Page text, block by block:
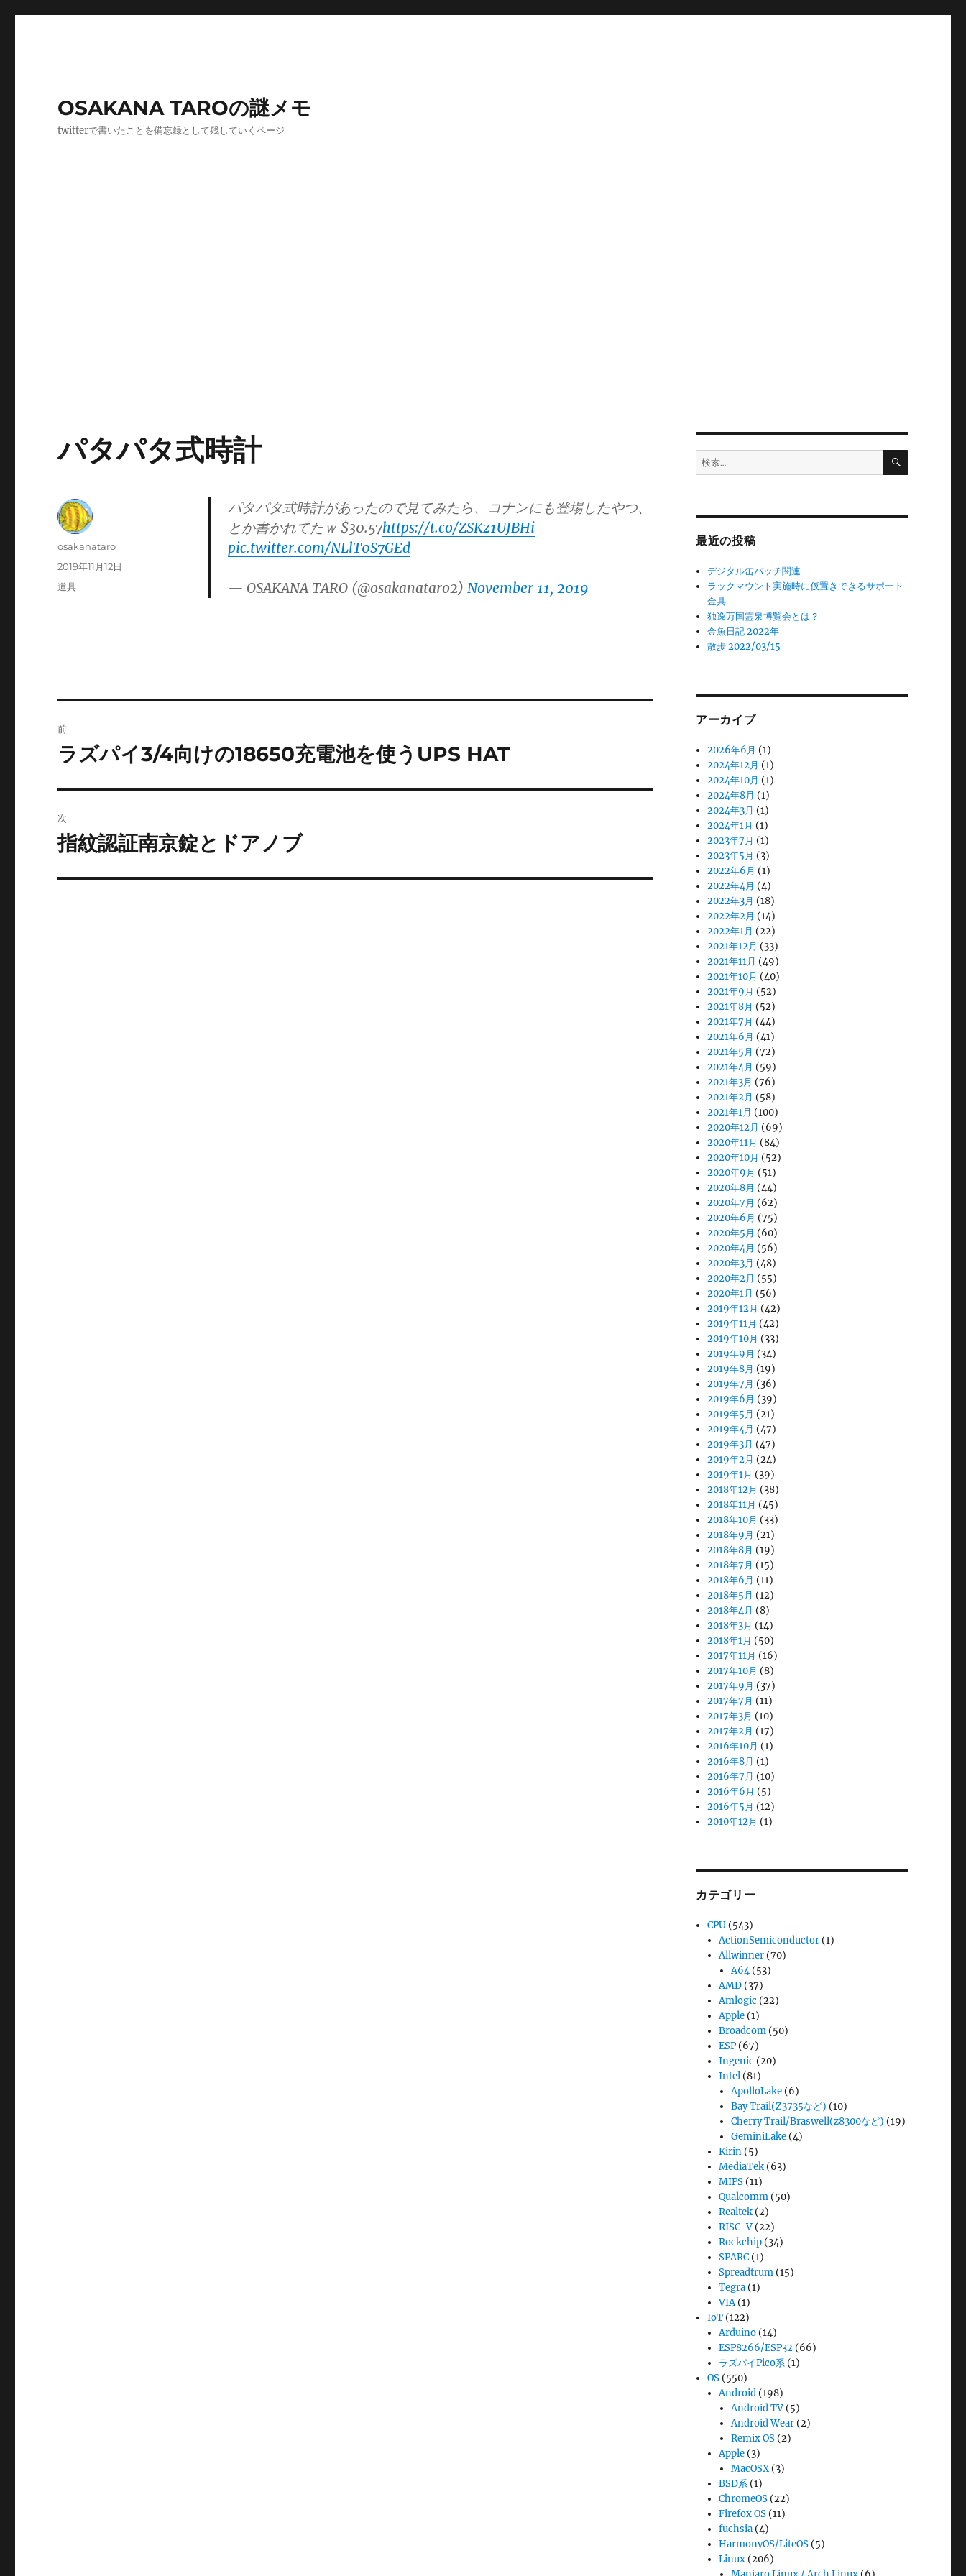
OSAKANA TAROの謎メモ
twitterで書いたことを備忘録として残していくページ
パタパタ式時計
パタパタ式時計があったので見てみたら、コナンにも登場したやつ、
とか書かれてたｗ $30.57https://t.co/ZSKz1UJBHi
pic.twitter.com/NLlT0S7GEd
— OSAKANA TARO (@osakanataro2) November 11, 2019
投
osakanataro
投
稿
2019年11月12日
カ
道具
稿
ゲ
前
前
投
稿:
ラズパイ3/4向けの18650充電池を使うUPS HAT
次
次
投
指紋認証南京錠とドアノブ
検
索:
検
最近の投稿
デジタル缶バッチ関連
ラックマウント実施時に仮置きできるサポート
金具
独逸万国霊泉博覧会とは？
金魚日記 2022年
散歩 2022/03/15
アーカイブ
2026年6月 (1)
2024年12月 (1)
2024年10月 (1)
2024年8月 (1)
2024年3月 (1)
2024年1月 (1)
2023年7月 (1)
2023年5月 (3)
2022年6月 (1)
2022年4月 (4)
2022年3月 (18)
2022年2月 (14)
2022年1月 (22)
2021年12月 (33)
2021年11月 (49)
2021年10月 (40)
2021年9月 (52)
2021年8月 (52)
2021年7月 (44)
2021年6月 (41)
2021年5月 (72)
2021年4月 (59)
2021年3月 (76)
2021年2月 (58)
2021年1月 (100)
2020年12月 (69)
2020年11月 (84)
2020年10月 (52)
2020年9月 (51)
2020年8月 (44)
2020年7月 (62)
2020年6月 (75)
2020年5月 (60)
2020年4月 (56)
2020年3月 (48)
2020年2月 (55)
2020年1月 (56)
2019年12月 (42)
2019年11月 (42)
2019年10月 (33)
2019年9月 (34)
2019年8月 (19)
2019年7月 (36)
2019年6月 (39)
2019年5月 (21)
2019年4月 (47)
2019年3月 (47)
2019年2月 (24)
2019年1月 (39)
2018年12月 (38)
2018年11月 (45)
2018年10月 (33)
2018年9月 (21)
2018年8月 (19)
2018年7月 (15)
2018年6月 (11)
2018年5月 (12)
2018年4月 (8)
2018年3月 (14)
2018年1月 (50)
2017年11月 (16)
2017年10月 (8)
2017年9月 (37)
2017年7月 (11)
2017年3月 (10)
2017年2月 (17)
2016年10月 (1)
2016年8月 (1)
2016年7月 (10)
2016年6月 (5)
2016年5月 (12)
2010年12月 (1)
カテゴリー
CPU (543)
ActionSemiconductor (1)
Allwinner (70)
A64(53)
AMD (37)
Amlogic (22)
Apple (1)
Broadcom (50)
ESP (67)
Ingenic (20)
Intel (81)
ApolloLake(6)
Bay Trail(Z3735など) (10)
Cherry Trail/Braswell(z8300など) (19)
GeminiLake(4)
Kirin (5)
MediaTek (63)
MIPS (11)
Qualcomm (50)
Realtek (2)
RISC-V (22)
Rockchip (34)
SPARC (1)
Spreadtrum (15)
Tegra (1)
VIA(1)
IoT (122)
Arduino (14)
ESP8266/ESP32 (66)
ラズパイPico系 (1)
OS (550)
Android (198)
Android TV(5)
Android Wear(2)
Remix OS(2)
Apple (3)
MacOSX(3)
BSD系 (1)
ChromeOS (22)
Firefox OS (11)
fuchsia (4)
HarmonyOS/LiteOS (5)
Linux (206)